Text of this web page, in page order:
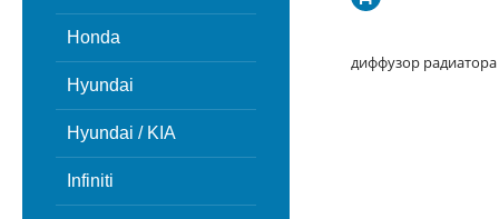
Honda
Hyundai
Hyundai / KIA
Infiniti
диффузор радиатора